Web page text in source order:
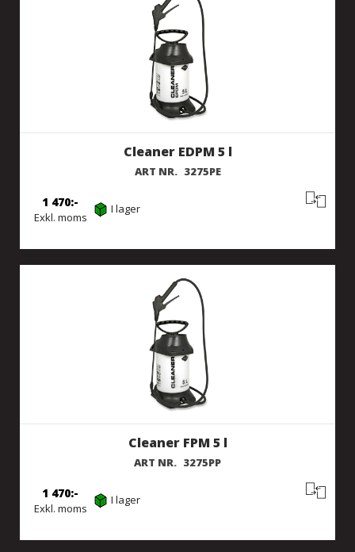
Cleaner EDPM 5 l
ART NR. 3275PE
Exkl. moms
1 470 I lager
Cleaner FPM 5 l
ART NR. 3275PP
Exkl. moms
1 470 I lager